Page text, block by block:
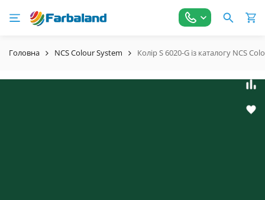
Головна NCS Colour System Колір S 6020-G із каталогу NCS